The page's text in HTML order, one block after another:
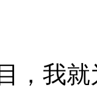
我就